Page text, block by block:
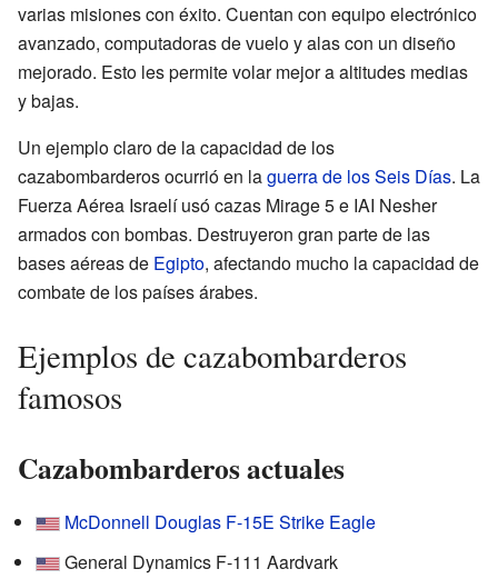
varias misiones con éxito. Cuentan con equipo electrónico
avanzado, computadoras de vuelo y alas con un diseño
mejorado. Esto les permite volar mejor a altitudes medias
y bajas.
Un ejemplo claro de la capacidad de los
cazabombarderos ocurrió en laguerra de los Seis Días. La
Fuerza Aérea Israelí usó cazas Mirage 5 e IAI Nesher
armados con bombas. Destruyeron gran parte de las
bases aéreas de Egipto, afectando mucho la capacidad de
combate de los países árabes.
Ejemplos de cazabombarderos
famosos
Cazabombarderos actuales
McDonnell Douglas F-15E Strike Eagle
General Dynamics F-111 Aardvark